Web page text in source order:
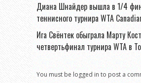
Диана Шнайдер вышла в 1/4
теннисного турнира WTA
Ига Свёнтек обыграла Марту
четвертьфинал турнира WTA в
You must be logged in to post a